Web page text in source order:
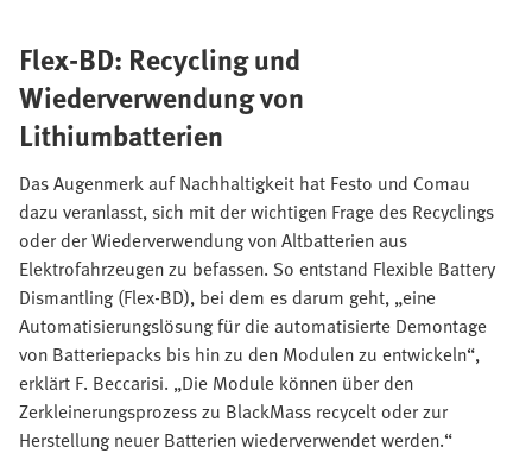
Flex-BD: Recycling und
Wiederverwendung von
Lithiumbatterien
Das Augenmerk auf Nachhaltigkeit hat Festo und Comau
dazu veranlasst, sich mit der wichtigen Frage des Recyclings
oder der Wiederverwendung von Altbatterien aus
Elektrofahrzeugen zu befassen. So entstand Flexible Battery
Dismantling (Flex-BD), bei dem es darum geht, „eine
Automatisierungslösung für die automatisierte Demontage
von Batteriepacks bis hin zu den Modulen zu entwickeln“,
erklärt F. Beccarisi. „Die Module können über den
Zerkleinerungsprozess zu BlackMass recycelt oder zur
Herstellung neuer Batterien wiederverwendet werden.“